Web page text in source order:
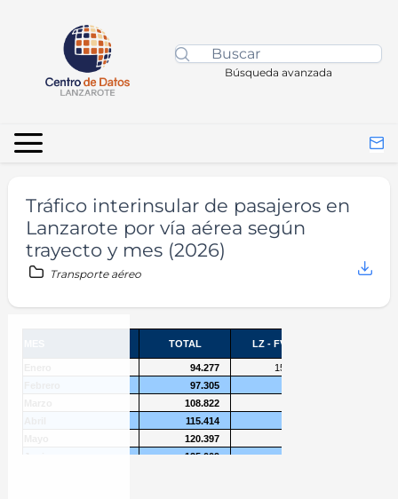
Búsqueda avanzada
Tráfico interinsular de pasajeros en
Lanzarote por vía aérea según
trayecto y mes (2026)
Transporte aéreo